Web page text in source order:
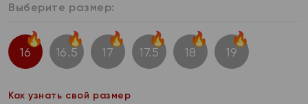
Выберите размер:
16 16.5 17 17.5 18 19
Как узнать свой размер